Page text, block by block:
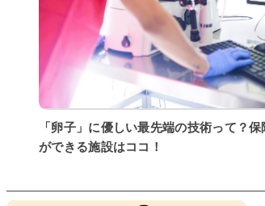
「卵子」に優しい最先端の技術って？保
ができる施設はココ！